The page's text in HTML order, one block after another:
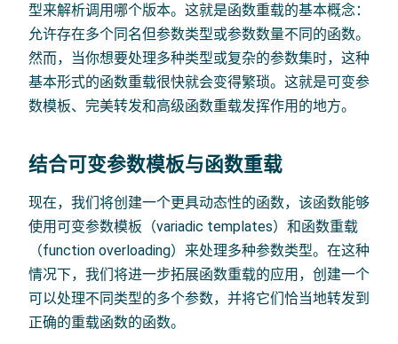
型来解析调用哪个版本。这就是函数重载的基本概念：
允许存在多个同名但参数类型或参数数量不同的函数。
然而，当你想要处理多种类型或复杂的参数集时，这种
基本形式的函数重载很快就会变得繁琐。这就是可变参
数模板、完美转发和高级函数重载发挥作用的地方。
结合可变参数模板与函数重载
现在，我们将创建一个更具动态性的函数，该函数能够
使用可变参数模板（variadic templates）和函数重载
（function overloading）来处理多种参数类型。在这种
情况下，我们将进一步拓展函数重载的应用，创建一个
可以处理不同类型的多个参数，并将它们恰当地转发到
正确的重载函数的函数。